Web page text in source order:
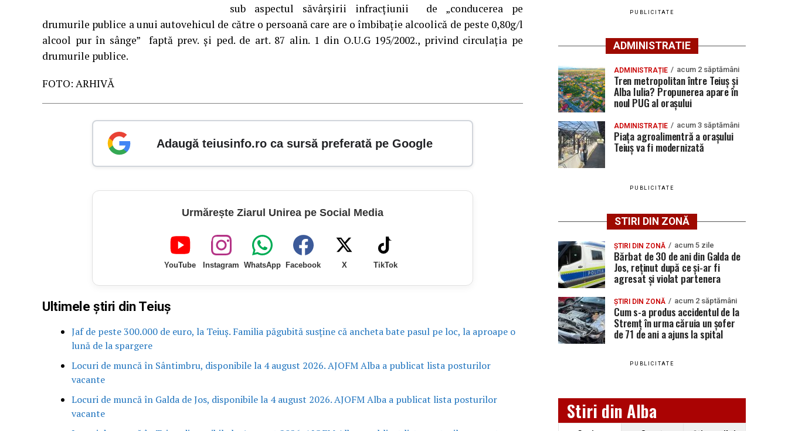
sub aspectul săvârşirii infracţiunii de „conducerea pe
drumurile publice a unui autovehicul de către o persoană care are o îmbibaţie alcoolică de peste 0,80g/l
alcool pur în sânge” faptă prev. şi ped. de art. 87 alin. 1 din O.U.G 195/2002., privind circulaţia pe
drumurile publice.
FOTO: ARHIVĂ
Adaugă teiusinfo.ro ca sursă preferată pe Google
Urmărește Ziarul Unirea pe Social Media
YouTube Instagram WhatsApp Facebook X TikTok
Ultimele știri din Teiuș
Jaf de peste 300.000 de euro, la Teiuș. Familia păgubită susține că ancheta bate pasul pe loc, la aproape o
lună de la spargere
Locuri de muncă în Sântimbru, disponibile la 4 august 2026. AJOFM Alba a publicat lista posturilor
vacante
Locuri de muncă în Galda de Jos, disponibile la 4 august 2026. AJOFM Alba a publicat lista posturilor
vacante
PUBLICITATE
ADMINISTRATIE
ADMINISTRAȚIE acum 2 săptămâni
Tren metropolitan între Teiuș și
Alba Iulia? Propunerea apare în
noul PUG al orașului
ADMINISTRAȚIE acum 3 săptămâni
Piața agroalimentră a orașului
Teiuș va fi modernizată
PUBLICITATE
STIRI DIN ZONĂ
ȘTIRI DIN ZONĂ acum 5 zile
Bărbat de 30 de ani din Galda de
Jos, reținut după ce și-ar fi
agresat și violat partenera
ȘTIRI DIN ZONĂ acum 2 săptămâni
Cum s-a produs accidentul de la
Stremț în urma căruia un șofer
de 71 de ani a ajuns la spital
PUBLICITATE
Stiri din Alba